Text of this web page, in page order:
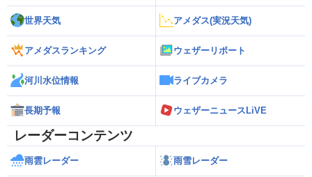
世界天気 アメダス(実況天気)
アメダスランキング ウェザーリポート
河川水位情報 ライブカメラ
長期予報 ウェザーニュースLiVE
レーダーコンテンツ
雨雲レーダー 雨雪レーダー